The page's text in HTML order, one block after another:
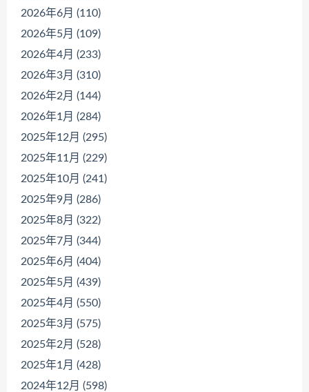
2026年6月 (110)
2026年5月 (109)
2026年4月 (233)
2026年3月 (310)
2026年2月 (144)
2026年1月 (284)
2025年12月 (295)
2025年11月 (229)
2025年10月 (241)
2025年9月 (286)
2025年8月 (322)
2025年7月 (344)
2025年6月 (404)
2025年5月 (439)
2025年4月 (550)
2025年3月 (575)
2025年2月 (528)
2025年1月 (428)
2024年12月 (598)